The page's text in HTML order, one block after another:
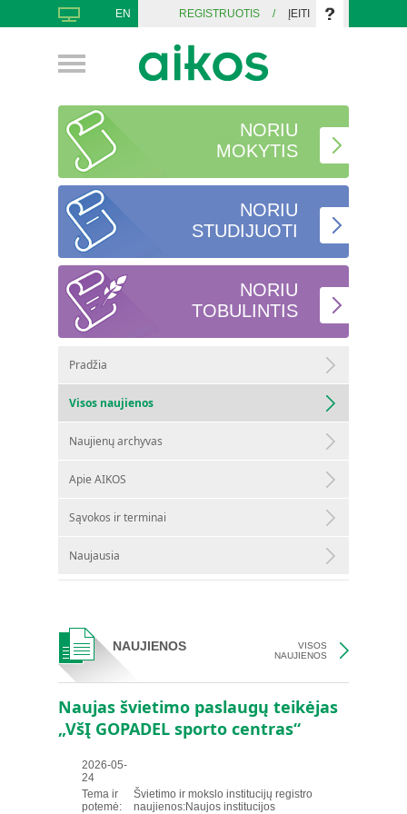
EN REGISTRUOTIS / ĮEITI
NORIU
MOKYTIS
NORIU
STUDIJUOTI
NORIU
TOBULINTIS
Pradžia
Visos naujienos
Naujienų archyvas
Apie AIKOS
Sąvokos ir terminai
Naujausia
NAUJIENOS
VISOS
NAUJIENOS
Naujas švietimo paslaugų teikėjas
„VšĮ GOPADEL sporto centras“
2026-05-
24
Tema ir
potemė:
Švietimo ir mokslo institucijų registro
naujienos:Naujos institucijos